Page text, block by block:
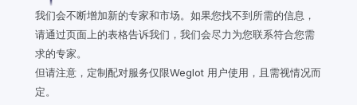
我们会不断增加新的专家和市场。如果您找不到所需的信息，
请通过页面上的表格告诉我们，我们会尽力为您联系符合您需
求的专家。
但请注意，定制配对服务仅限Weglot 用户使用，且需视情况而
定。